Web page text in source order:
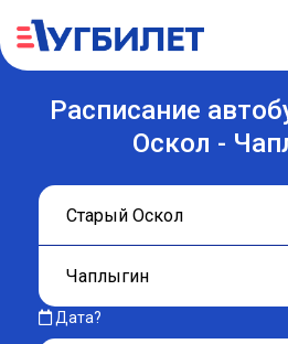
Расписание
Оскол -
Дата?